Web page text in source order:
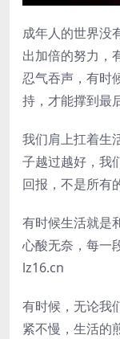
成年人的世界没
出加倍的努力，
忍气吞声，有时
持，才能撑到最后
我们肩上扛着生
子越过越好，我
回报，不是所有
有时候生活就是
心酸无奈，每一
lz16.cn
有时候，无论我
紧不慢，生活的